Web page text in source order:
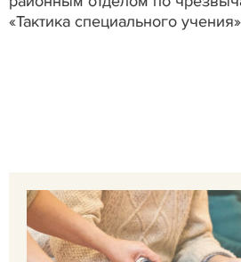
«Тактика специального